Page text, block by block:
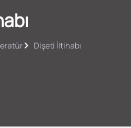
Dişeti İltihabı